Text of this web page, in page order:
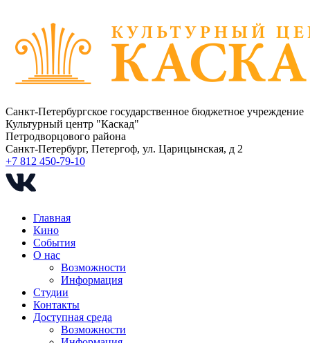
Санкт-Петербургское государственное бюджетное учреждение
Культурный центр "Каскад"
Петродворцового района
Санкт-Петербург, Петергоф, ул. Царицынская, д 2
+7 812 450-79-10
Главная
Кино
События
О нас
Возможности
Информация
Студии
Контакты
Доступная среда
Возможности